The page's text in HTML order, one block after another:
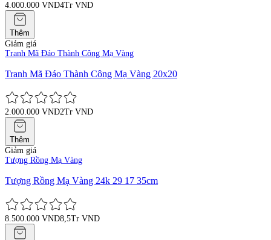
4.000.000 VND4Tr VND
Thêm
Giảm giá
Tranh Mã Đáo Thành Công Mạ Vàng
Tranh Mã Đáo Thành Công Mạ Vàng 20x20
2.000.000 VND2Tr VND
Thêm
Giảm giá
Tượng Rồng Mạ Vàng
Tượng Rồng Mạ Vàng 24k 29 17 35cm
8.500.000 VND8,5Tr VND